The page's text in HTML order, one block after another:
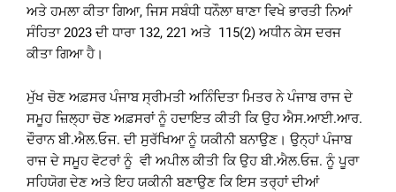
ਅਤੇ ਹਮਲਾ ਕੀਤਾ ਗਿਆ, ਜਿਸ ਸਬੰਧੀ ਧਨੌਲਾ ਥਾਣਾ ਵਿਖੇ ਭਾਰਤੀ ਨਿਆਂ
ਸੰਹਿਤਾ 2023 ਦੀ ਧਾਰਾ 132, 221 ਅਤੇ 115(2) ਅਧੀਨ ਕੇਸ ਦਰਜ
ਕੀਤਾ ਗਿਆ ਹੈ।
ਮੁੱਖ ਚੋਣ ਅਫ਼ਸਰ ਪੰਜਾਬ ਸ੍ਰੀਮਤੀ ਅਨਿੰਦਿਤਾ ਮਿਤਰ ਨੇ ਪੰਜਾਬ ਰਾਜ ਦੇ
ਸਮੂਹ ਜ਼ਿਲ੍ਹਾ ਚੋਣ ਅਫ਼ਸਰਾਂ ਨੂੰ ਹਦਾਇਤ ਕੀਤੀ ਕਿ ਉਹ ਐਸ.ਆਈ.ਆਰ.
ਦੌਰਾਨ ਬੀ.ਐਲ.ਓਜ. ਦੀ ਸੁਰੱਖਿਆ ਨੂੰ ਯਕੀਨੀ ਬਨਾਉਣ। ਉਨ੍ਹਾਂ ਪੰਜਾਬ
ਰਾਜ ਦੇ ਸਮੂਹ ਵੋਟਰਾਂ ਨੂੰ ਵੀ ਅਪੀਲ ਕੀਤੀ ਕਿ ਉਹ ਬੀ.ਐਲ.ਓਜ਼. ਨੂੰ ਪੂਰਾ
ਸਹਿਯੋਗ ਦੇਣ ਅਤੇ ਇਹ ਯਕੀਨੀ ਬਣਾਉਣ ਕਿ ਇਸ ਤਰ੍ਹਾਂ ਦੀਆਂ